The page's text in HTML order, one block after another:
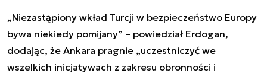
„Niezastąpiony wkład Turcji w bezpieczeństwo Europy
bywa niekiedy pomijany” – powiedział Erdogan,
dodając, że Ankara pragnie „uczestniczyć we
wszelkich inicjatywach z zakresu obronności i